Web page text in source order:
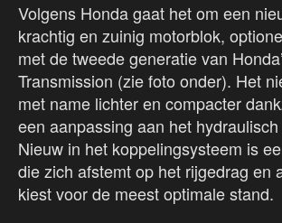
Volgens Honda gaat het om een
krachtig en zuinig motorblok,
met de tweede generatie van
Transmission (zie foto onder). Het
met name lichter en compacter
een aanpassing aan het
Nieuw in het koppelingsysteem is
die zich afstemt op het rijgedrag en
kiest voor de meest optimale stand.